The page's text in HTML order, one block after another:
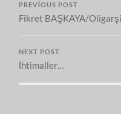
PREVIOUS POST
Fikret BAŞKAYA/Oligarşi
NEXT POST
İhtimaller…